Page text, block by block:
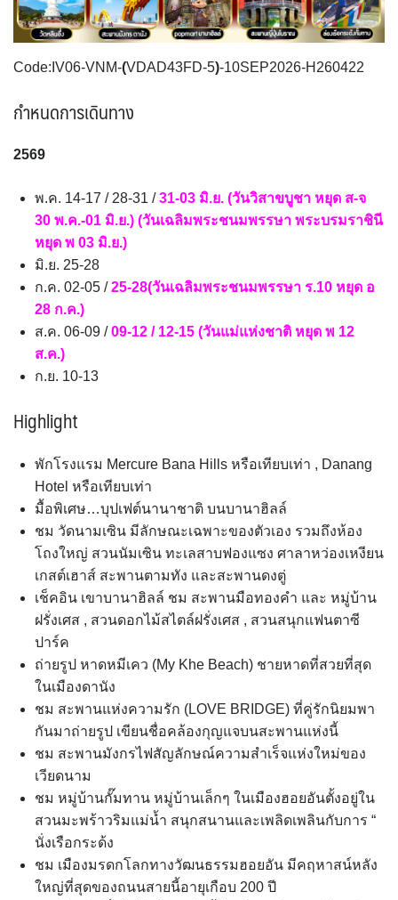
8
เบลเยี่ยม เนเธอร์แลนด์ ลักเซม
ร์ก (BENELUX) 1
บัลแกเรีย โรมาเนีย 2
จอร์เจีย อาร์เมเนีย 1
Code:IV06-VNM-(VDAD43FD-5)-10SEP2026-H260422
กำหนดการเดินทาง
2569
พ.ค. 14-17 / 28-31 /31-03 มิ.ย. (วันวิสาขบูชา หยุด ส-จ
30 พ.ค.-01 มิ.ย.) (วันเฉลิมพระชนมพรรษา พระบรมราชินี
หยุด พ 03 มิ.ย.)
มิ.ย. 25-28
ก.ค. 02-05 /25-28(วันเฉลิมพระชนมพรรษา ร.10 หยุด อ
28 ก.ค.)
ส.ค. 06-09 /09-12 / 12-15 (วันแม่แห่งชาติ หยุด พ 12
ส.ค.)
ก.ย. 10-13
Highlight
พักโรงแรม Mercure Bana Hills หรือเทียบเท่า , Danang
Hotel หรือเทียบเท่า
มื้อพิเศษ…บุปเฟต์นานาชาติ บนบานาฮิลล์
ชม วัดนามเซิน มีลักษณะเฉพาะของตัวเอง รวมถึงห้อง
โถงใหญ่ สวนนัมเซิน ทะเลสาบฟองแซง ศาลาหว่องเหงียน
เกสต์เฮาส์ สะพานตามทัง และสะพานดงตู่
เช็คอิน เขาบานาฮิลล์ ชม สะพานมือทองคำ และ หมู่บ้าน
ฝรั่งเศส , สวนดอกไม้สไตล์ฝรั่งเศส , สวนสนุกแฟนตาซี
ปาร์ค
ถ่ายรูป หาดหมีเคว (My Khe Beach) ชายหาดที่สวยที่สุด
ในเมืองดานัง
ชม สะพานแห่งความรัก (LOVE BRIDGE) ที่คู่รักนิยมพา
กันมาถ่ายรูป เขียนชื่อคล้องกุญแจบนสะพานแห่งนี้
ชม สะพานมังกรไฟสัญลักษณ์ความสำเร็จแห่งใหม่ของ
เวียดนาม
ชม หมู่บ้านกั๊มทาน หมู่บ้านเล็กๆ ในเมืองฮอยอันตั้งอยู่ใน
สวนมะพร้าวริมแม่น้ำ สนุกสนานและเพลิดเพลินกับการ “
นั่งเรือกระด้ง
ชม เมืองมรดกโลกทางวัฒนธรรมฮอยอัน มีคฤหาสน์หลัง
ใหญ่ที่สุดของถนนสายนี้อายุเกือบ 200 ปี